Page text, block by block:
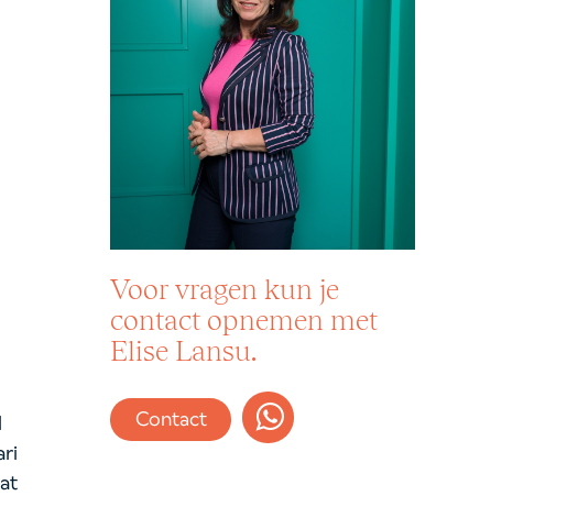
Voor vragen kun je
contact opnemen met
Elise Lansu.
Contact